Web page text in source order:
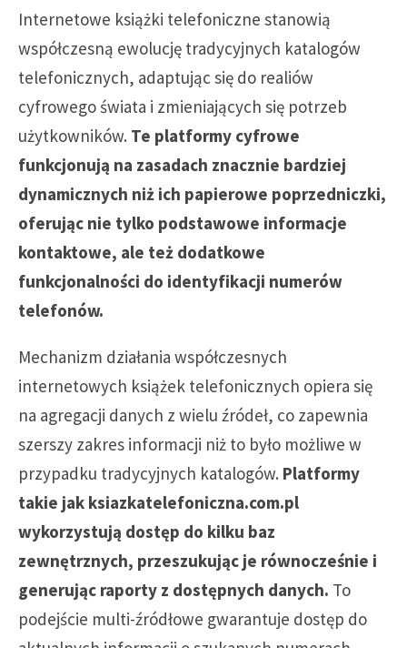
Internetowe książki telefoniczne stanowią
współczesną ewolucję tradycyjnych katalogów
telefonicznych, adaptując się do realiów
cyfrowego świata i zmieniających się potrzeb
użytkowników. Te platformy cyfrowe
funkcjonują na zasadach znacznie bardziej
dynamicznych niż ich papierowe poprzedniczki,
oferując nie tylko podstawowe informacje
kontaktowe, ale też dodatkowe
funkcjonalności do identyfikacji numerów
telefonów.
Mechanizm działania współczesnych
internetowych książek telefonicznych opiera się
na agregacji danych z wielu źródeł, co zapewnia
szerszy zakres informacji niż to było możliwe w
przypadku tradycyjnych katalogów. Platformy
takie jak ksiazkatelefoniczna.com.pl
wykorzystują dostęp do kilku baz
zewnętrznych, przeszukując je równocześnie i
generując raporty z dostępnych danych. To
podejście multi-źródłowe gwarantuje dostęp do